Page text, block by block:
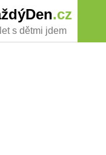
.cz
s dětmi jdem